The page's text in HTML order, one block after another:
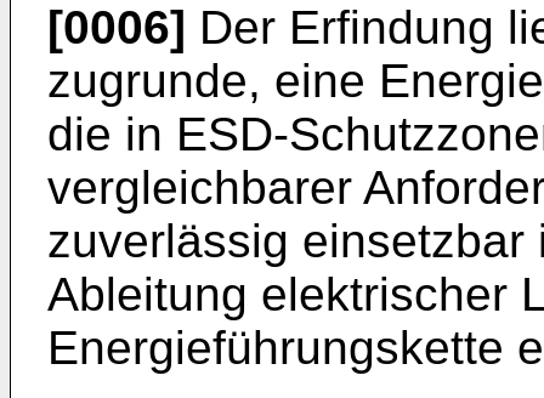
[0006] Der Erfindung
zugrunde, eine
die in ESD-
vergleichbarer
zuverlässig
Ableitung elektrischer
Energieführungskette